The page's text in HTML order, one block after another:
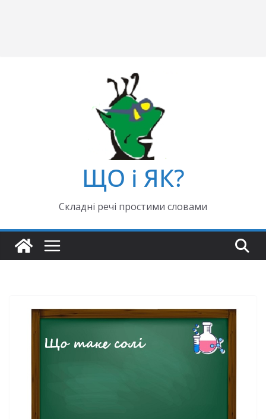
ЩО і ЯК?
Складні речі простими словами